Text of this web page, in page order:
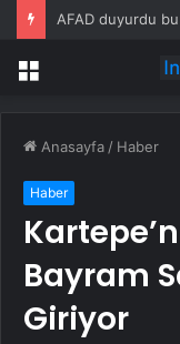
AFAD duyurdu bu
Menü
Anasayfa / Haber
Haber
Bayram
Giriyor